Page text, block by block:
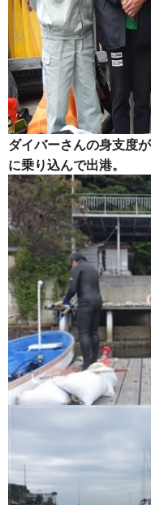
ダイバーさんの身支度
に乗り込んで出港。